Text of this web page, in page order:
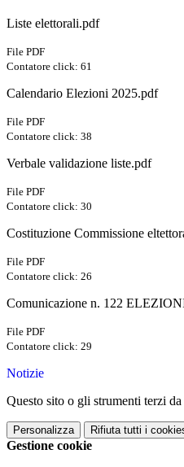
Liste elettorali.pdf
File PDF
Contatore click: 61
Calendario Elezioni 2025.pdf
File PDF
Contatore click: 38
Verbale validazione liste.pdf
File PDF
Contatore click: 30
Costituzione Commissione
File PDF
Contatore click: 26
Comunicazione n. 122
File PDF
Contatore click: 29
Notizie
Questo sito o gli strumenti terzi
Personalizza Rifiuta tutti i
Gestione cookie